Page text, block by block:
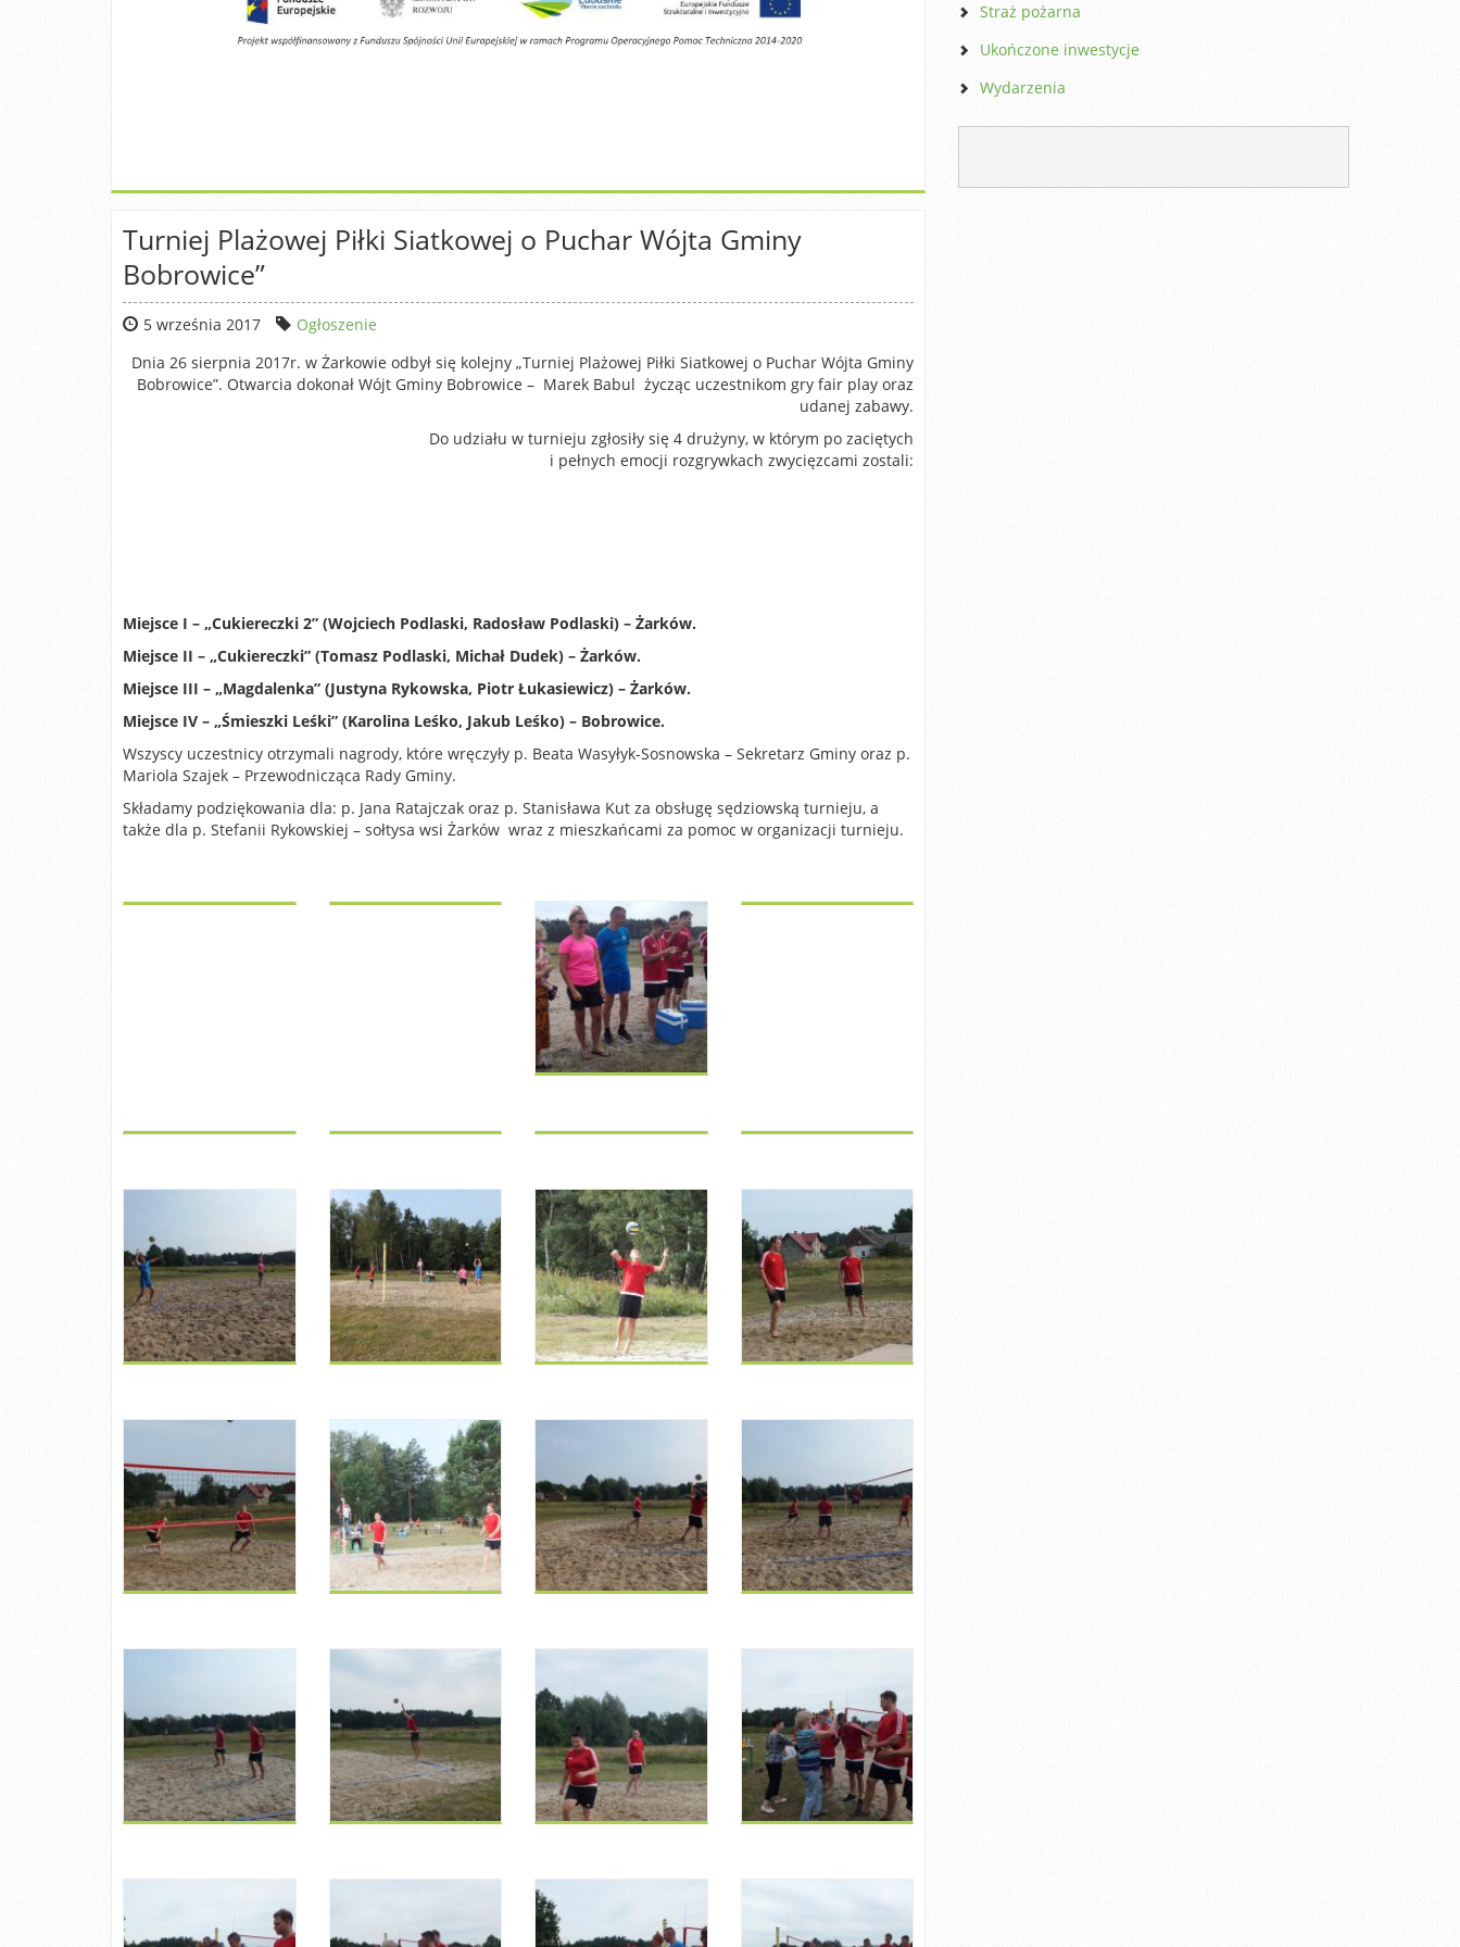
Turniej Plażowej Piłki Siatkowej o Puchar Wójta Gminy
Bobrowice”
5 września 2017
Ogłoszenie
Dnia 26 sierpnia 2017r. w Żarkowie odbył się kolejny „Turniej Plażowej Piłki Siatkowej o Puchar Wójta Gminy
Bobrowice”. Otwarcia dokonał Wójt Gminy Bobrowice – Marek Babul życząc uczestnikom gry fair play oraz
udanej zabawy.
Do udziału w turnieju zgłosiły się 4 drużyny, w którym po zaciętych
i pełnych emocji rozgrywkach zwycięzcami zostali:
Miejsce I – „Cukiereczki 2” (Wojciech Podlaski, Radosław Podlaski) – Żarków.
Miejsce II – „Cukiereczki” (Tomasz Podlaski, Michał Dudek) – Żarków.
Miejsce III – „Magdalenka” (Justyna Rykowska, Piotr Łukasiewicz) – Żarków.
Miejsce IV – „Śmieszki Leśki” (Karolina Leśko, Jakub Leśko) – Bobrowice.
Wszyscy uczestnicy otrzymali nagrody, które wręczyły p. Beata Wasyłyk-Sosnowska – Sekretarz Gminy oraz p.
Mariola Szajek – Przewodnicząca Rady Gminy.
Składamy podziękowania dla: p. Jana Ratajczak oraz p. Stanisława Kut za obsługę sędziowską turnieju, a
także dla p. Stefanii Rykowskiej – sołtysa wsi Żarków wraz z mieszkańcami za pomoc w organizacji turnieju.
Straż pożarna
Ukończone inwestycje
Wydarzenia